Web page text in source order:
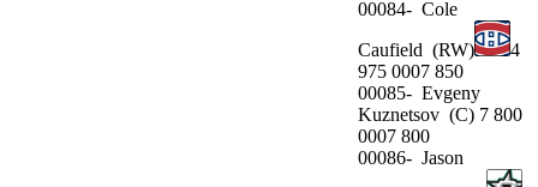
00084- Cole
Caufield (RW)
4
975 0007 850
00085- Evgeny
Kuznetsov (C) 7 800
0007 800
00086- Jason